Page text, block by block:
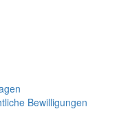
Bewilligungen